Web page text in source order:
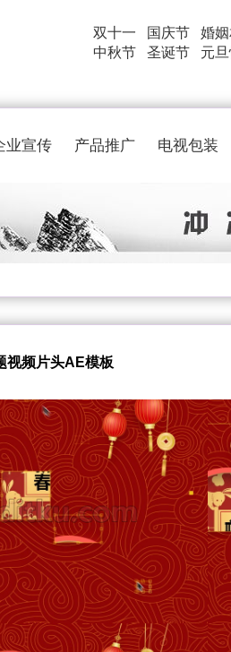
双十一
中秋节
国庆节
圣诞节
婚
元
业宣传 产品推广 电视包装
视频片头AE模板